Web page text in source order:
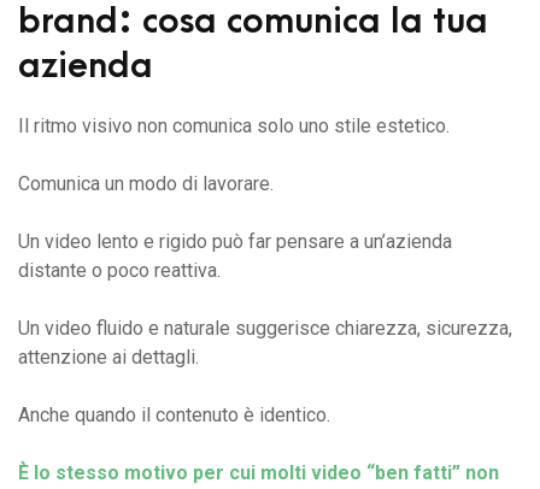
brand: cosa comunica la tua
azienda
Il ritmo visivo non comunica solo uno stile estetico.
Comunica un modo di lavorare.
Un video lento e rigido può far pensare a un’azienda
distante o poco reattiva.
Un video fluido e naturale suggerisce chiarezza, sicurezza,
attenzione ai dettagli.
Anche quando il contenuto è identico.
È lo stesso motivo per cui molti video “ben fatti” non